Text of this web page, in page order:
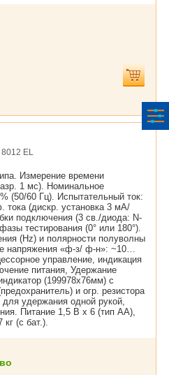
EL
Измерение времени
1 мс). Номинальное
(50/60 Гц). Испытательный ток:
тока (дискр. установка 3 мА/
подключения (3 св./диода: N-
тестирования (0° или 180°).
(Hz) и полярности полуволны
напряжения «ф-з/ ф-н»: ~10…
управление, индикация
питания, Удержание
(199978х76мм) с
и огр. резистора
удержания одной рукой,
Питание 1,5 В х 6 (тип АА),
(с бат.).